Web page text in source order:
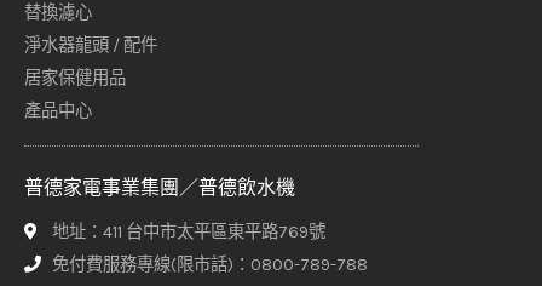
替換濾心
淨水器龍頭 / 配件
居家保健用品
產品中心
普德家電事業集團／普德飲水機
地址：411 台中市太平區東平路769號
免付費服務專線(限市話)：0800-789-788